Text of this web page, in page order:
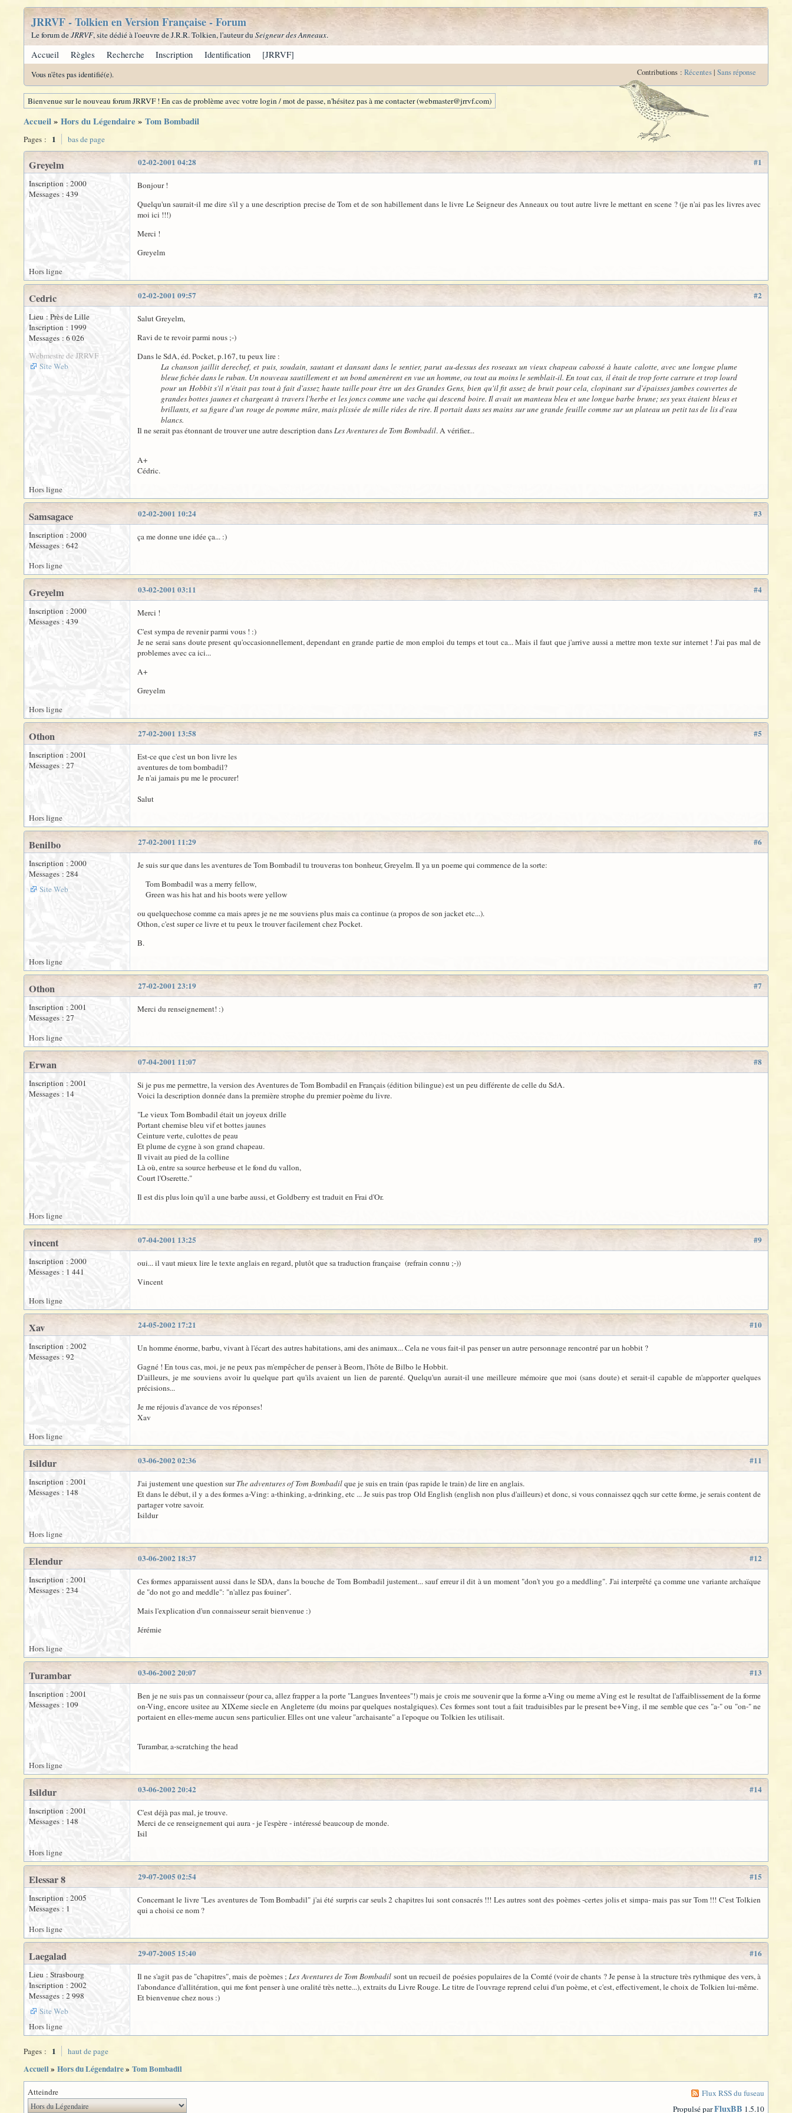
JRRVF - Tolkien en Version Française - Forum
Le forum deJRRVF, site dédié à l'oeuvre de J.R.R. Tolkien, l'auteur du Seigneur des Anneaux.
Accueil Règles Recherche Inscription Identification [JRRVF]
Vous n'êtes pas identifié(e). Contributions : Récentes| Sans réponse
Bienvenue sur le nouveau forum JRRVF ! En cas de problème avec votre login / mot de passe, n'hésitez pas à me contacter (webmaster@jrrvf.com)
Accueil» Hors du Légendaire » Tom Bombadil
Pages : 1 bas de page
#1
02-02-2001 04:28
Greyelm
Inscription : 2000
Messages : 439
Bonjour !
Quelqu'un saurait-il me dire s'il y a une description precise de Tom et de son habillement dans le livre Le Seigneur des Anneaux ou tout autre livre le mettant en scene ? (je n'ai pas les livres avec
moi ici !!!)
Merci !
Greyelm
Hors ligne
#2
02-02-2001 09:57
Cedric
Lieu : Près de Lille
Inscription : 1999
Messages : 6 026
Webmestre de JRRVF
Site Web
Salut Greyelm,
Ravi de te revoir parmi nous ;-)
Dans le SdA, éd. Pocket, p.167, tu peux lire :
La chanson jaillit derechef, et puis, soudain, sautant et dansant dans le sentier, parut au-dessus des roseaux un vieux chapeau cabossé à haute calotte, avec une longue plume
bleue fichée dans le ruban. Un nouveau sautillement et un bond amenèrent en vue un homme, ou tout au moins le semblait-il. En tout cas, il était de trop forte carrure et trop lourd
pour un Hobbit s'il n'était pas tout à fait d'assez haute taille pour être un des Grandes Gens, bien qu'il fit assez de bruit pour cela, clopinant sur d'épaisses jambes couvertes de
grandes bottes jaunes et chargeant à travers l'herbe et les joncs comme une vache qui descend boire. Il avait un manteau bleu et une longue barbe brune; ses yeux étaient bleus et
brillants, et sa figure d'un rouge de pomme mûre, mais plissée de mille rides de rire. Il portait dans ses mains sur une grande feuille comme sur un plateau un petit tas de lis d'eau
blancs.
Il ne serait pas étonnant de trouver une autre description dansLes Aventures de Tom Bombadil. A vérifier...
A+
Cédric.
Hors ligne
#3
02-02-2001 10:24
Samsagace
Inscription : 2000
Messages : 642
ça me donne une idée ça... :)
Hors ligne
#4
03-02-2001 03:11
Greyelm
Inscription : 2000
Messages : 439
Merci !
C'est sympa de revenir parmi vous ! :)
Je ne serai sans doute present qu'occasionnellement, dependant en grande partie de mon emploi du temps et tout ca... Mais il faut que j'arrive aussi a mettre mon texte sur internet ! J'ai pas mal de
problemes avec ca ici...
A+
Greyelm
Hors ligne
#5
27-02-2001 13:58
Othon
Inscription : 2001
Messages : 27
Est-ce que c'est un bon livre les
aventures de tom bombadil?
Je n'ai jamais pu me le procurer!
Salut
Hors ligne
#6
27-02-2001 11:29
Benilbo
Inscription : 2000
Messages : 284
Site Web
Je suis sur que dans les aventures de Tom Bombadil tu trouveras ton bonheur, Greyelm. Il ya un poeme qui commence de la sorte:
Tom Bombadil was a merry fellow,
Green was his hat and his boots were yellow
ou quelquechose comme ca mais apres je ne me souviens plus mais ca continue (a propos de son jacket etc...).
Othon, c'est super ce livre et tu peux le trouver facilement chez Pocket.
B.
Hors ligne
#7
27-02-2001 23:19
Othon
Inscription : 2001
Messages : 27
Merci du renseignement! :)
Hors ligne
#8
07-04-2001 11:07
Erwan
Inscription : 2001
Messages : 14
Si je pus me permettre, la version des Aventures de Tom Bombadil en Français (édition bilingue) est un peu différente de celle du SdA.
Voici la description donnée dans la première strophe du premier poème du livre.
"Le vieux Tom Bombadil était un joyeux drille
Portant chemise bleu vif et bottes jaunes
Ceinture verte, culottes de peau
Et plume de cygne à son grand chapeau.
Il vivait au pied de la colline
Là où, entre sa source herbeuse et le fond du vallon,
Court l'Oserette."
Il est dis plus loin qu'il a une barbe aussi, et Goldberry est traduit en Frai d'Or.
Hors ligne
#9
07-04-2001 13:25
vincent
Inscription : 2000
Messages : 1 441
oui... il vaut mieux lire le texte anglais en regard, plutôt que sa traduction française (refrain connu ;-))
Vincent
Hors ligne
#10
24-05-2002 17:21
Xav
Inscription : 2002
Messages : 92
Un homme énorme, barbu, vivant à l'écart des autres habitations, ami des animaux... Cela ne vous fait-il pas penser un autre personnage rencontré par un hobbit ?
Gagné ! En tous cas, moi, je ne peux pas m'empêcher de penser à Beorn, l'hôte de Bilbo le Hobbit.
D'ailleurs, je me souviens avoir lu quelque part qu'ils avaient un lien de parenté. Quelqu'un aurait-il une meilleure mémoire que moi (sans doute) et serait-il capable de m'apporter quelques
précisions...
Je me réjouis d'avance de vos réponses!
Xav
Hors ligne
#11
03-06-2002 02:36
Isildur
Inscription : 2001
Messages : 148
J'ai justement une question surThe adventures of Tom Bombadilque je suis en train (pas rapide le train) de lire en anglais.
Et dans le début, il y a des formes a-Ving: a-thinking, a-drinking, etc ... Je suis pas trop Old English (english non plus d'ailleurs) et donc, si vous connaissez qqch sur cette forme, je serais content de
partager votre savoir.
Isildur
Hors ligne
#12
03-06-2002 18:37
Elendur
Inscription : 2001
Messages : 234
Ces formes apparaissent aussi dans le SDA, dans la bouche de Tom Bombadil justement... sauf erreur il dit à un moment "don't you go a meddling". J'ai interprêté ça comme une variante archaïque
de "do not go and meddle": "n'allez pas fouiner".
Mais l'explication d'un connaisseur serait bienvenue :)
Jérémie
Hors ligne
#13
03-06-2002 20:07
Turambar
Inscription : 2001
Messages : 109
Ben je ne suis pas un connaisseur (pour ca, allez frapper a la porte "Langues Inventees"!) mais je crois me souvenir que la forme a-Ving ou meme aVing est le resultat de l'affaiblissement de la forme
on-Ving, encore usitee au XIXeme siecle en Angleterre (du moins par quelques nostalgiques). Ces formes sont tout a fait traduisibles par le present be+Ving, il me semble que ces "a-" ou "on-" ne
portaient en elles-meme aucun sens particulier. Elles ont une valeur "archaisante" a l'epoque ou Tolkien les utilisait.
Turambar, a-scratching the head
Hors ligne
#14
03-06-2002 20:42
Isildur
Inscription : 2001
Messages : 148
C'est déjà pas mal, je trouve.
Merci de ce renseignement qui aura - je l'espère - intéressé beaucoup de monde.
Isil
Hors ligne
#15
29-07-2005 02:54
Elessar 8
Inscription : 2005
Messages : 1
Concernant le livre "Les aventures de Tom Bombadil" j'ai été surpris car seuls 2 chapitres lui sont consacrés !!! Les autres sont des poèmes -certes jolis et simpa- mais pas sur Tom !!! C'est Tolkien
qui a choisi ce nom ?
Hors ligne
#16
29-07-2005 15:40
Laegalad
Lieu : Strasbourg
Inscription : 2002
Messages : 2 998
Site Web
Il ne s'agit pas de "chapitres", mais de poèmes ;Les Aventures de Tom Bombadil sont un recueil de poésies populaires de la Comté (voir de chants ? Je pense à la structure très rythmique des vers, à
l'abondance d'allitération, qui me font penser à une oralité très nette...), extraits du Livre Rouge. Le titre de l'ouvrage reprend celui d'un poème, et c'est, effectivement, le choix de Tolkien lui-même.
Et bienvenue chez nous :)
Hors ligne
Pages : 1 haut de page
Accueil» Hors du Légendaire» Tom Bombadil
Atteindre
Flux RSS du fuseau
Propulsé parFluxBB 1.5.10